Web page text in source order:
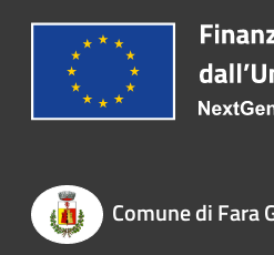
Comune di Fara